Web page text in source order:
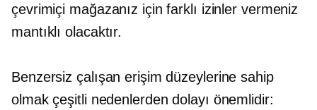
çevrimiçi mağazanız için farklı izinler vermeniz
mantıklı olacaktır.
Benzersiz çalışan erişim düzeylerine sahip
olmak çeşitli nedenlerden dolayı önemlidir: